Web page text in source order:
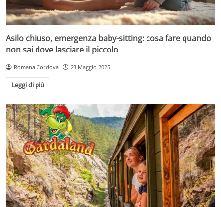
Asilo chiuso, emergenza baby-sitting: cosa fare quando
non sai dove lasciare il piccolo
Romana Cordova 23 Maggio 2025
Leggi di più